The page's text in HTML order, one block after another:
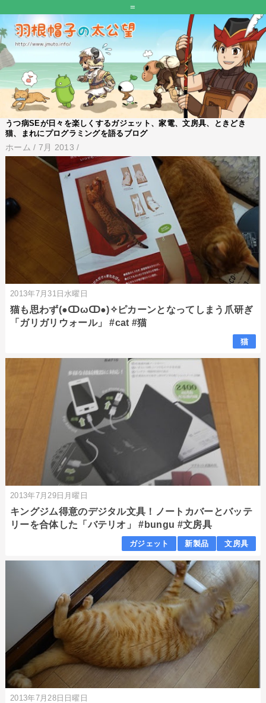
=
うつ病SEが日々を楽しくするガジェット、家電、文房具、ときどき
猫、まれにプログラミングを語るブログ
ホーム / 7月 2013 /
2013年7月31日水曜日
猫も思わず(●ↀωↀ●)✧ピカーンとなってしまう爪研ぎ
「ガリガリウォール」 #cat #猫
猫
2013年7月29日月曜日
キングジム得意のデジタル文具！ノートカバーとバッテ
リーを合体した「バテリオ」 #bungu #文房具
ガジェット 新製品 文房具
2013年7月28日日曜日